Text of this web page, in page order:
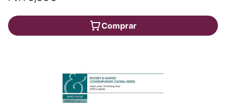
Comprar